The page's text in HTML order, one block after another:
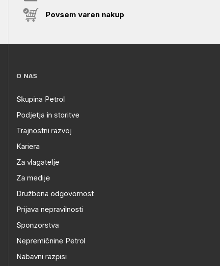
Povsem varen nakup
O NAS
Skupina Petrol
Podjetja in storitve
Trajnostni razvoj
Kariera
Za vlagatelje
Za medije
Družbena odgovornost
Prijava nepravilnosti
Sponzorstva
Nepremičnine Petrol
Nabavni razpisi